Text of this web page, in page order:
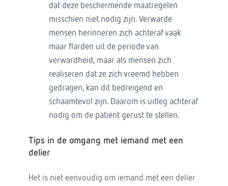
dat deze beschermende maatregelen
misschien niet nodig zijn. Verwarde
mensen herinneren zich achteraf vaak
maar flarden uit de periode van
verwardheid, maar als mensen zich
realiseren dat ze zich vreemd hebben
gedragen, kan dit bedreigend en
schaamtevol zijn. Daarom is uitleg achteraf
nodig om de patiënt gerust te stellen.
Tips in de omgang met iemand met een
delier
Het is niet eenvoudig om iemand met een delier